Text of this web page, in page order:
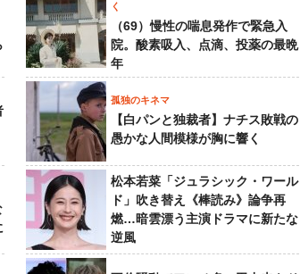
く
（69）慢性の喘息発作で緊急入
院。酸素吸入、点滴、投薬の最晩
年
孤独のキネマ
【白パンと独裁者】ナチス敗戦の
愚かな人間模様が胸に響く
松本若菜「ジュラシック・ワール
ド」吹き替え《棒読み》論争再
燃…暗雲漂う主演ドラマに新たな
逆風